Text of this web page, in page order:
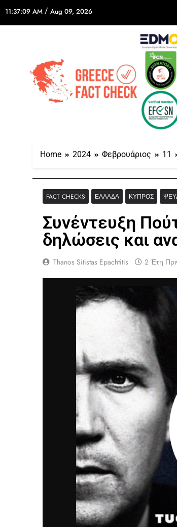
11:37:09 AM / Aug 09, 2026
Home 2024 Φεβρουάριος 11
FACT CHECKS ΕΛΛΆΔΑ ΚΎΠΡΟΣ
Συνέντευξη
δηλώσεις και
Thanos Sitistas Epachtitis 2 Έτη